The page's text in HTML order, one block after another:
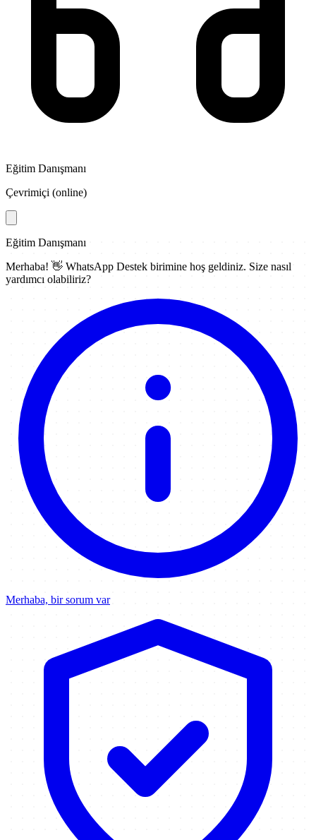
Eğitim Danışmanı
Çevrimiçi (online)
Eğitim Danışmanı
Merhaba! 👋 WhatsApp Destek birimine hoş geldiniz. Size nasıl
yardımcı olabiliriz?
Merhaba, bir sorum var